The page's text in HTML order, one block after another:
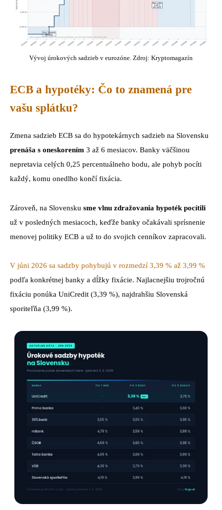
Vývoj úrokových sadzieb v eurozóne. Zdroj: Kryptomagazín
ECB a hypotéky: Čo to znamená pre
vašu splátku?
Zmena sadzieb ECB sa do hypotekárnych sadzieb na Slovensku
prenáša s oneskorením 3 až 6 mesiacov. Banky väčšinou
nepretavia celých 0,25 percentuálneho bodu, ale pohyb pocíti
každý, komu onedlho končí fixácia.
Zároveň, na Slovensku sme vlnu zdražovania hypoték pocítili
už v posledných mesiacoch, keďže banky očakávali sprísnenie
menovej politiky ECB a už to do svojich cenníkov zapracovali.
V júni 2026 sa sadzby pohybujú v rozmedzí 3,39 % až 3,99 %
podľa konkrétnej banky a dĺžky fixácie. Najlacnejšiu trojročnú
fixáciu ponúka UniCredit (3,39 %), najdrahšiu Slovenská
sporiteľňa (3,99 %).